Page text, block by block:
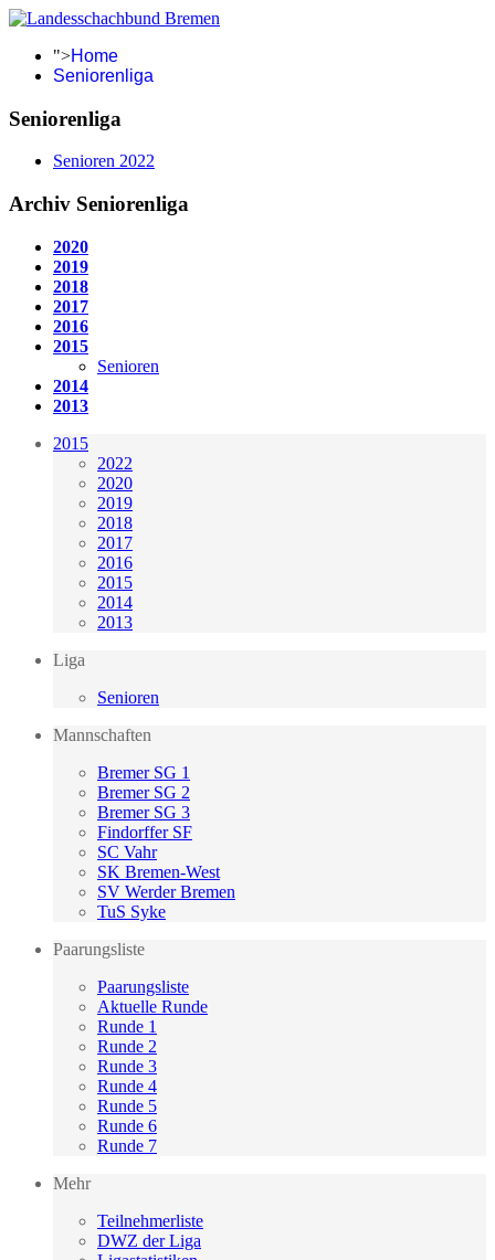
">Home
Seniorenliga
Seniorenliga
Senioren 2022
Archiv Seniorenliga
2020
2019
2018
2017
2016
2015
Senioren
2014
2013
2015
2022
2020
2019
2018
2017
2016
2015
2014
2013
Liga
Senioren
Mannschaften
Bremer SG 1
Bremer SG 2
Bremer SG 3
Findorffer SF
SC Vahr
SK Bremen-West
SV Werder Bremen
TuS Syke
Paarungsliste
Paarungsliste
Aktuelle Runde
Runde 1
Runde 2
Runde 3
Runde 4
Runde 5
Runde 6
Runde 7
Mehr
Teilnehmerliste
DWZ der Liga